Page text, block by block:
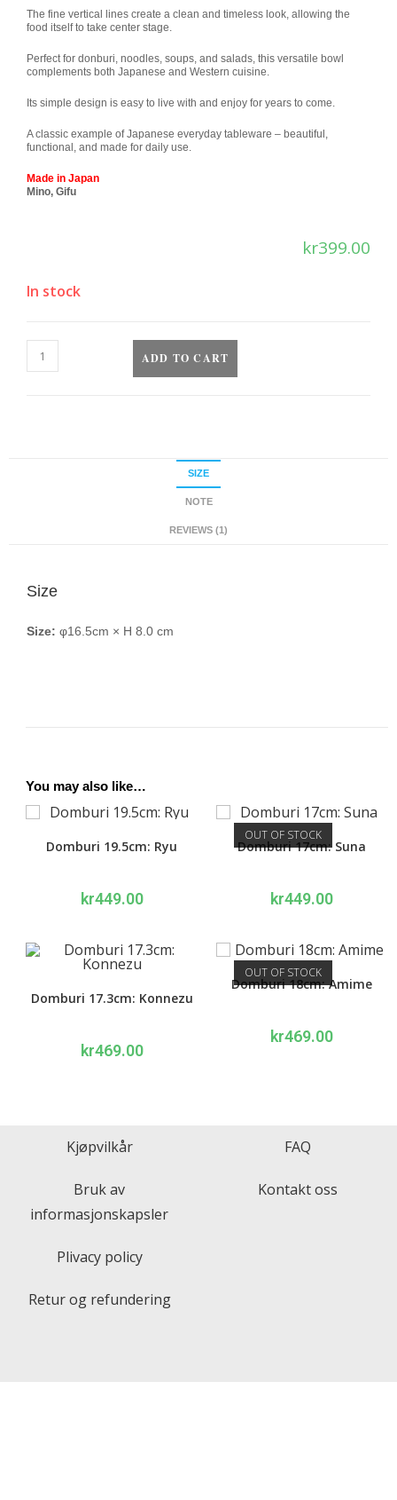
The fine vertical lines create a clean and timeless look, allowing the
food itself to take center stage.
Perfect for donburi, noodles, soups, and salads, this versatile bowl
complements both Japanese and Western cuisine.
Its simple design is easy to live with and enjoy for years to come.
A classic example of Japanese everyday tableware – beautiful,
functional, and made for daily use.
Made in Japan
Mino, Gifu
kr399.00
In stock
ADD TO CART
SIZE
NOTE
REVIEWS (1)
Size
Size: φ16.5cm × H 8.0 cm
You may also like…
Domburi 19.5cm: Ryu
kr449.00
OUT OF STOCK
Domburi 17cm: Suna
kr449.00
Domburi 17.3cm: Konnezu
kr469.00
OUT OF STOCK
Domburi 18cm: Amime
kr469.00
Kjøpvilkår
Bruk av
informasjonskapsler
Plivacy policy
Retur og refundering
FAQ
Kontakt oss